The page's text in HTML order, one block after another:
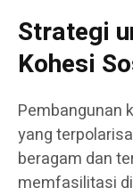
Strategi
Kohesi
Pembangunan
yang
beragam dan
memfasilitasi